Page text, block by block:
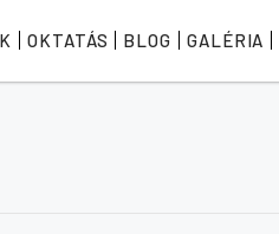
OKTATÁS BLOG GALÉRIA